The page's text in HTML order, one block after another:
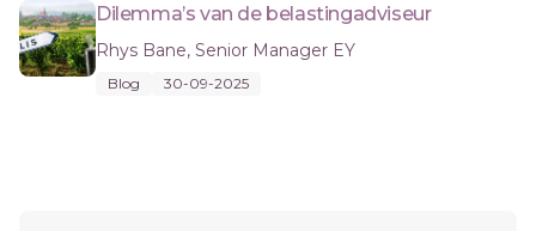
Dilemma’s van de belastingadviseur
Rhys Bane, Senior Manager EY
Blog 30-09-2025